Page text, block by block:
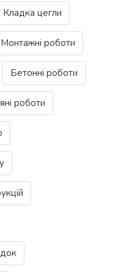
Кладка цегли
Монтажні роботи
Бетонні роботи
роботи